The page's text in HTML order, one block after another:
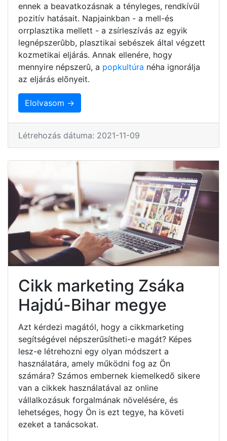
ennek a beavatkozásnak a tényleges, rendkívül
pozitív hatásait. Napjainkban - a mell-és
orrplasztika mellett - a zsírleszívás az egyik
legnépszerûbb, plasztikai sebészek által végzett
kozmetikai eljárás. Annak ellenére, hogy
mennyire népszerû, a popkultúra néha ignorálja
az eljárás elõnyeit.
Elolvasom →
Létrehozás dátuma: 2021-11-09
Cikk marketing Zsáka
Hajdú-Bihar megye
Azt kérdezi magától, hogy a cikkmarketing
segítségével népszerűsítheti-e magát? Képes
lesz-e létrehozni egy olyan módszert a
használatára, amely működni fog az Ön
számára? Számos embernek kiemelkedő sikere
van a cikkek használatával az online
vállalkozásuk forgalmának növelésére, és
lehetséges, hogy Ön is ezt tegye, ha követi
ezeket a tanácsokat.